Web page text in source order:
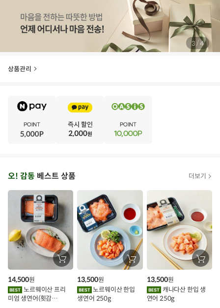
4 /4
상품관리
아
시
인
이
오! 감동 베스트 상품 더보기
장
바
에
담
노르웨이산 프리
미엄 생연어(횟감
14,500원
장
바
에
담
노르웨이산 한입
생연어 250g
13,500원
장
바
에
담
연어 250g
13,500원